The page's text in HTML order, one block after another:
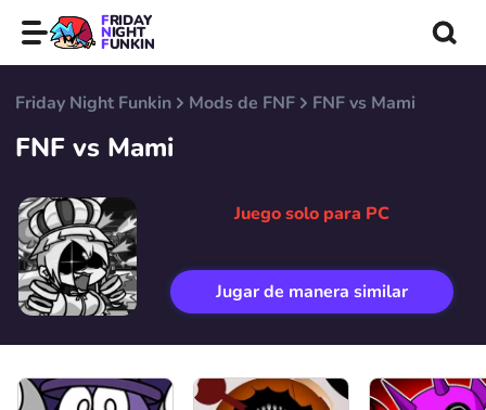
FRIDAY
NIGHT
FUNKIN
Friday Night Funkin Mods de FNF FNF vs Mami
FNF vs Mami
Juego solo para PC
Jugar de manera similar